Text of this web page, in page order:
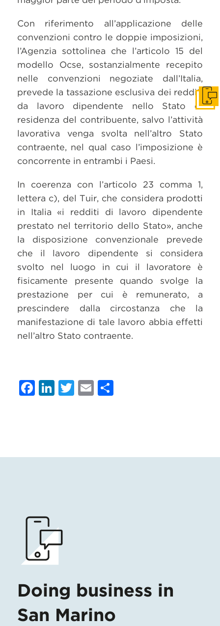
Con riferimento all’applicazione delle
convenzioni contro le doppie imposizioni,
l’Agenzia sottolinea che l’articolo 15 del
modello Ocse, sostanzialmente recepito
nelle convenzioni negoziate dall’Italia,
prevede la tassazione esclusiva dei redditi
da lavoro dipendente nello Stato di
residenza del contribuente, salvo l’attività
lavorativa venga svolta nell’altro Stato
contraente, nel qual caso l’imposizione è
concorrente in entrambi i Paesi.
In coerenza con l’articolo 23 comma 1,
lettera c), del Tuir, che considera prodotti
in Italia «i redditi di lavoro dipendente
prestato nel territorio dello Stato», anche
la disposizione convenzionale prevede
che il lavoro dipendente si considera
svolto nel luogo in cui il lavoratore è
fisicamente presente quando svolge la
prestazione per cui è remunerato, a
prescindere dalla circostanza che la
manifestazione di tale lavoro abbia effetti
nell’altro Stato contraente.
Facebook
LinkedIn
Twitter
Email
Doing business in
San Marino
Get